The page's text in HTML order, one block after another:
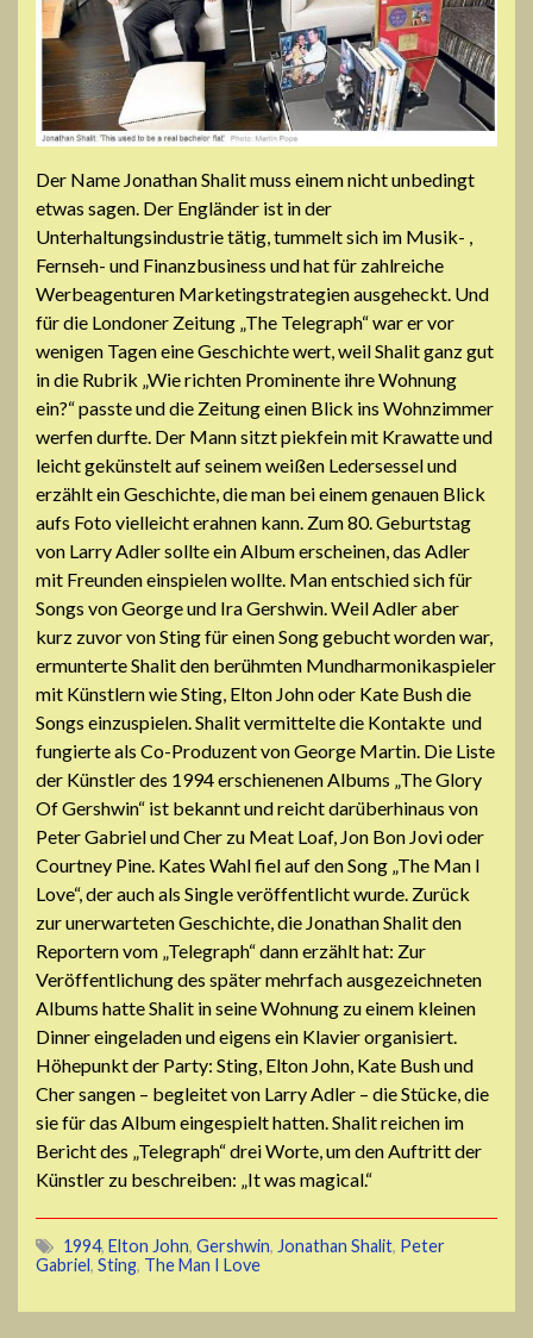
Der Name Jonathan Shalit muss einem nicht unbedingt
etwas sagen. Der Engländer ist in der
Unterhaltungsindustrie tätig, tummelt sich im Musik- ,
Fernseh- und Finanzbusiness und hat für zahlreiche
Werbeagenturen Marketingstrategien ausgeheckt. Und
für die Londoner Zeitung „The Telegraph“ war er vor
wenigen Tagen eine Geschichte wert, weil Shalit ganz gut
in die Rubrik „Wie richten Prominente ihre Wohnung
ein?“ passte und die Zeitung einen Blick ins Wohnzimmer
werfen durfte. Der Mann sitzt piekfein mit Krawatte und
leicht gekünstelt auf seinem weißen Ledersessel und
erzählt ein Geschichte, die man bei einem genauen Blick
aufs Foto vielleicht erahnen kann. Zum 80. Geburtstag
von Larry Adler sollte ein Album erscheinen, das Adler
mit Freunden einspielen wollte. Man entschied sich für
Songs von George und Ira Gershwin. Weil Adler aber
kurz zuvor von Sting für einen Song gebucht worden war,
ermunterte Shalit den berühmten Mundharmonikaspieler
mit Künstlern wie Sting, Elton John oder Kate Bush die
Songs einzuspielen. Shalit vermittelte die Kontakte und
fungierte als Co-Produzent von George Martin. Die Liste
der Künstler des 1994 erschienenen Albums „The Glory
Of Gershwin“ ist bekannt und reicht darüberhinaus von
Peter Gabriel und Cher zu Meat Loaf, Jon Bon Jovi oder
Courtney Pine. Kates Wahl fiel auf den Song „The Man I
Love“, der auch als Single veröffentlicht wurde. Zurück
zur unerwarteten Geschichte, die Jonathan Shalit den
Reportern vom „Telegraph“ dann erzählt hat: Zur
Veröffentlichung des später mehrfach ausgezeichneten
Albums hatte Shalit in seine Wohnung zu einem kleinen
Dinner eingeladen und eigens ein Klavier organisiert.
Höhepunkt der Party: Sting, Elton John, Kate Bush und
Cher sangen – begleitet von Larry Adler – die Stücke, die
sie für das Album eingespielt hatten. Shalit reichen im
Bericht des „Telegraph“ drei Worte, um den Auftritt der
Künstler zu beschreiben: „It was magical.“
1994, Elton John, Gershwin, Jonathan Shalit, Peter
Gabriel, Sting, The Man I Love